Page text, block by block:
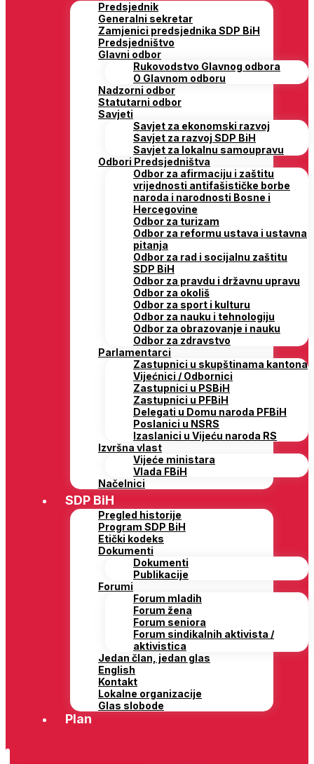
Predsjednik
Generalni sekretar
Zamjenici predsjednika SDP BiH
Predsjedništvo
Glavni odbor
Rukovodstvo Glavnog odbora
O Glavnom odboru
Nadzorni odbor
Statutarni odbor
Savjeti
Savjet za ekonomski razvoj
Savjet za razvoj SDP BiH
Savjet za lokalnu samoupravu
Odbori Predsjedništva
Odbor za afirmaciju i zaštitu
vrijednosti antifašističke borbe
naroda i narodnosti Bosne i
Hercegovine
Odbor za turizam
Odbor za reformu ustava i ustavna
pitanja
Odbor za rad i socijalnu zaštitu
SDP BiH
Odbor za pravdu i državnu upravu
Odbor za okoliš
Odbor za sport i kulturu
Odbor za nauku i tehnologiju
Odbor za obrazovanje i nauku
Odbor za zdravstvo
Parlamentarci
Zastupnici u skupštinama kantona
Vijećnici / Odbornici
Zastupnici u PSBiH
Zastupnici u PFBiH
Delegati u Domu naroda PFBiH
Poslanici u NSRS
Izaslanici u Vijeću naroda RS
Izvršna vlast
Vijeće ministara
Vlada FBiH
Načelnici
SDP BiH
Pregled historije
Program SDP BiH
Etički kodeks
Dokumenti
Dokumenti
Publikacije
Forumi
Forum mladih
Forum žena
Forum seniora
Forum sindikalnih aktivista /
aktivistica
Jedan član, jedan glas
English
Kontakt
Lokalne organizacije
Glas slobode
Plan